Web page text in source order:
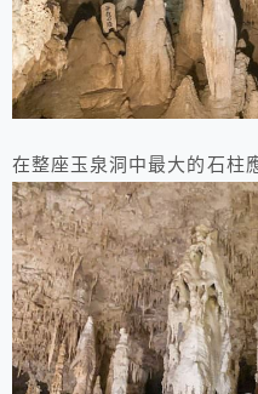
在整座玉泉洞中最大的石柱